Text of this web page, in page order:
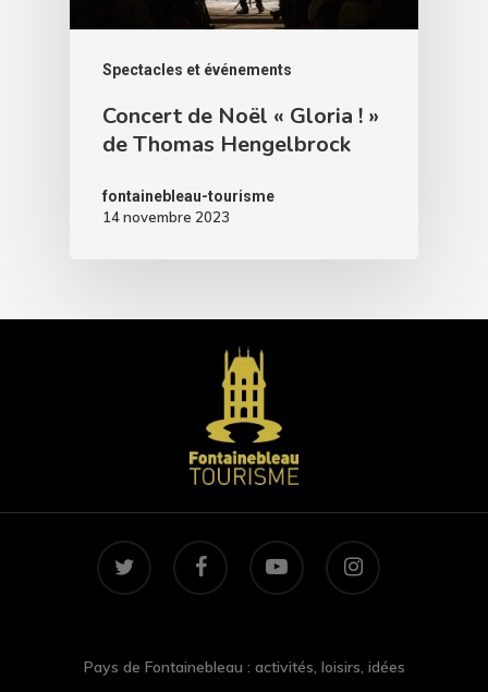
Spectacles et événements
Concert de Noël « Gloria ! »
de Thomas Hengelbrock
fontainebleau-tourisme
14 novembre 2023
twitter facebook youtube instagram
Pays de Fontainebleau : activités, loisirs, idées